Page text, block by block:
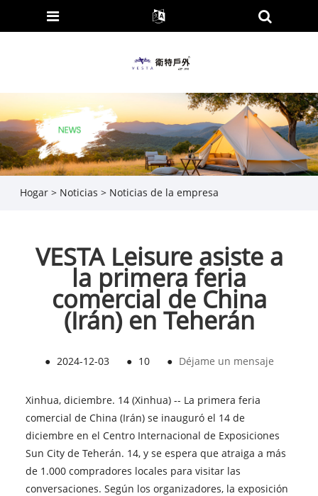
Hogar > Noticias > Noticias de la empresa
VESTA Leisure asiste a
la primera feria
comercial de China
(Irán) en Teherán
● 2024-12-03 ● 10 ● Déjame un mensaje
Xinhua, diciembre. 14 (Xinhua) -- La primera feria
comercial de China (Irán) se inauguró el 14 de
diciembre en el Centro Internacional de Exposiciones
Sun City de Teherán. 14, y se espera que atraiga a más
de 1.000 compradores locales para visitar las
conversaciones. Según los organizadores, la exposición